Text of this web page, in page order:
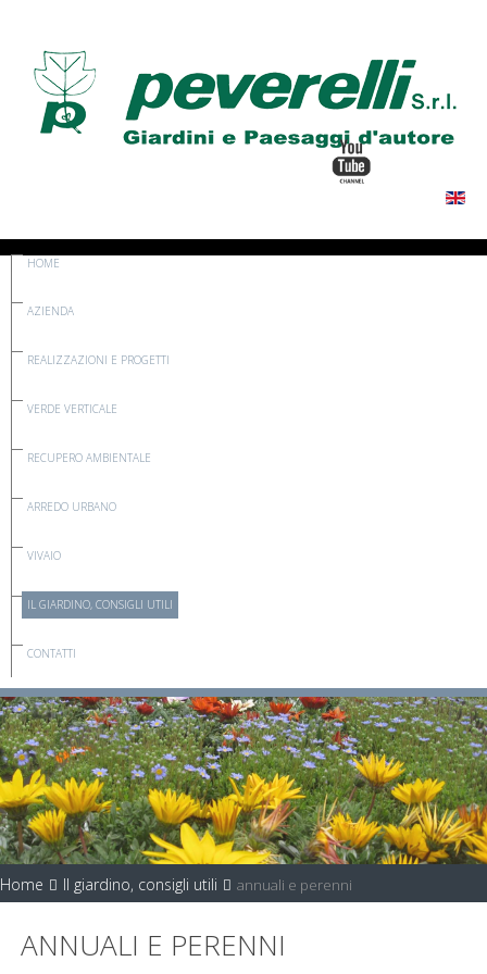
HOME
AZIENDA
REALIZZAZIONI E PROGETTI
VERDE VERTICALE
RECUPERO AMBIENTALE
ARREDO URBANO
VIVAIO
IL GIARDINO, CONSIGLI UTILI
CONTATTI
Home Il giardino, consigli utili annuali e perenni
ANNUALI E PERENNI